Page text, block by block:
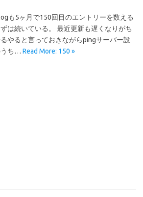
も5ヶ月で150回目のエントリーを数える
は続いている。 最近更新も遅くなりがち
やると言っておきながらpingサーバー設
うち… Read More: 150 »